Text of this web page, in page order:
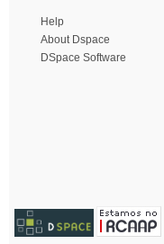
Help
About Dspace
DSpace Software